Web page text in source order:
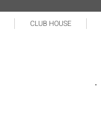
CLUB HOUSE